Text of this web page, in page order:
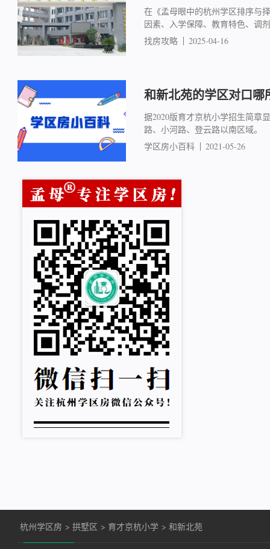
在《孟母眼中的杭州学区排序与
因素、入学保障、教育特色、调
找房攻略
2025-04-16
和新北苑的学区对口哪
据2020版育才京杭小学招生简章
路、小河路、登云路以南区域。
学区房小百科
2021-05-26
杭州学区房 >拱墅区 > 育才京杭小学 >和新北苑